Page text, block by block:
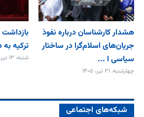
هشدار کارشناسان درباره نفوذ
جریان‌های اسلام‌گرا در ساختار
سیاسی ا ...
چهارشنبه، ۳۱ تیر، ۱۴۰۵
ترکیه
شنبه، ۱۳ تیر، ۱۴۰۵
شبکه‌های اجتماعی